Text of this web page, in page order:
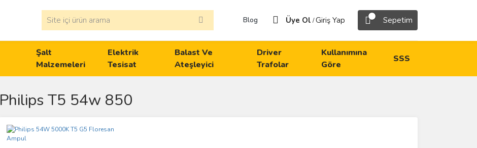
Blog Üye Ol /Giriş Yap Sepetim
Şalt
Malzemeleri
Elektrik
Tesisat
Balast Ve
Ateşleyici
Driver
Trafolar
Kullanımına
Göre
SSS
Philips T5 54w 850